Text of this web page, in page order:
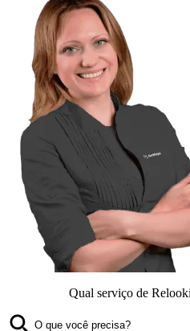
Qual serviço de